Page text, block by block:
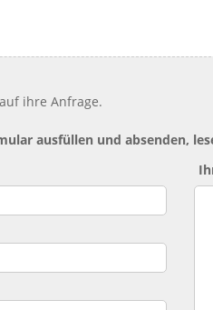
ihre Anfrage.
ausfüllen und absenden,